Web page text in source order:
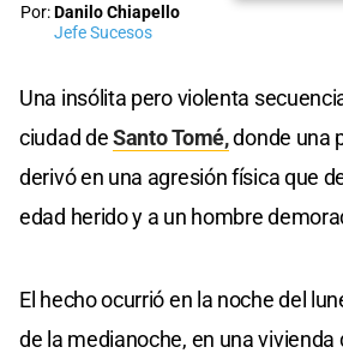
Por:Danilo Chiapello
Jefe Sucesos
Una insólita pero violenta
ciudad deSanto Tomé,donde una
derivó en una agresión física que
edad herido y a un hombre
El hecho ocurrió en la noche del
de la medianoche, en una vivienda